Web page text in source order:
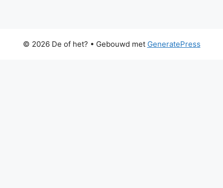
© 2026 De of het? • Gebouwd met GeneratePress